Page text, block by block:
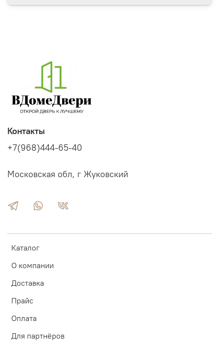
Каталог
О компании
Доставка
Прайс
Оплата
Для партнёров
Контакты
+7(968)444-65-40
Московская обл, г Жуковский